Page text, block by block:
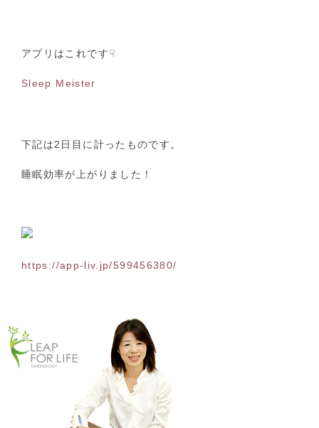
アプリはこれです☟
Sleep Meister
下記は2日目に計ったものです。
睡眠効率が上がりました！
https://app-liv.jp/599456380/